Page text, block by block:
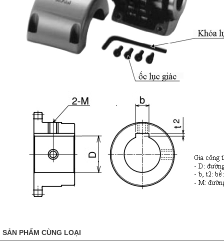
SẢN PHẨM CÙNG LOẠI